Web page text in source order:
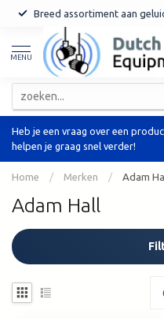
Breed assortiment aan
MENU
Heb je een vraag over een
helpen je graag snel verder!
Home / Merken / Adam
Adam Hall